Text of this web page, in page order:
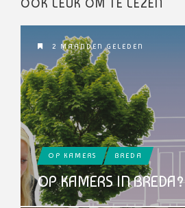
2 MAANDEN GELEDEN
OP KAMERS BREDA
OP KAMERS IN BREDA?